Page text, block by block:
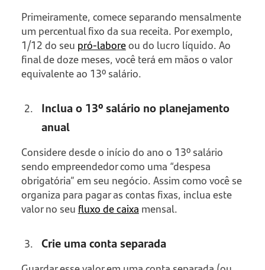
Primeiramente, comece separando mensalmente
um percentual fixo da sua receita. Por exemplo,
1/12 do seu pró-laboreou do lucro líquido. Ao
final de doze meses, você terá em mãos o valor
equivalente ao 13º salário.
Inclua o 13º salário no planejamento
anual
Considere desde o início do ano o 13º salário
sendo empreendedor como uma “despesa
obrigatória” em seu negócio. Assim como você se
organiza para pagar as contas fixas, inclua este
valor no seu fluxo de caixa mensal.
Crie uma conta separada